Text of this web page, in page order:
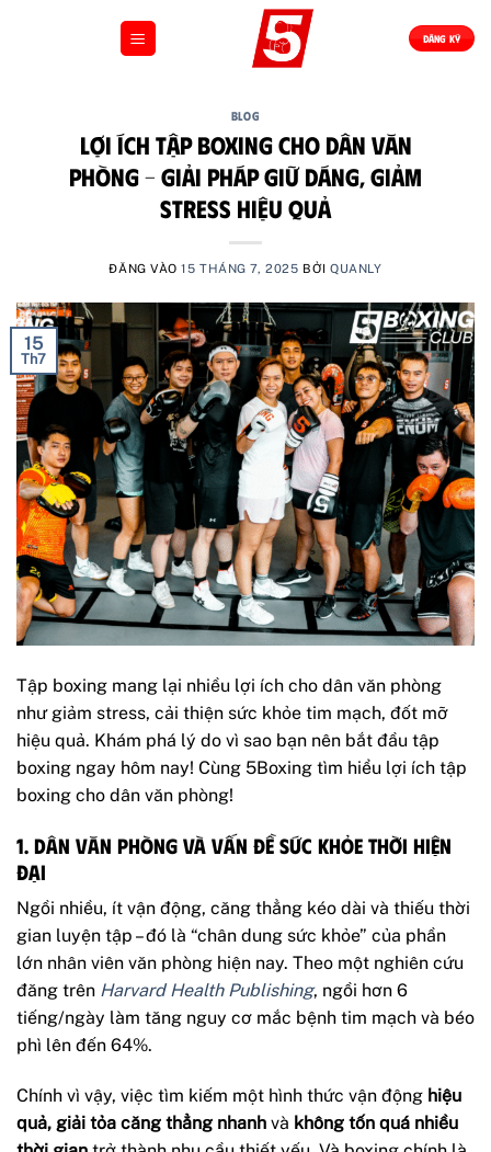
ĐĂNG KÝ
BLOG
Lợi Ích Tập Boxing Cho Dân Văn
Phòng – Giải Pháp Giữ Dáng, Giảm
Stress Hiệu Quả
ĐĂNG VÀO15 THÁNG 7, 2025 BỞIQUANLY
15
Th7
Tập boxing mang lại nhiều lợi ích cho dân văn phòng
như giảm stress, cải thiện sức khỏe tim mạch, đốt mỡ
hiệu quả. Khám phá lý do vì sao bạn nên bắt đầu tập
boxing ngay hôm nay! Cùng 5Boxing tìm hiểu lợi ích tập
boxing cho dân văn phòng!
1. Dân văn phòng và vấn đề sức khỏe thời hiện
đại
Ngồi nhiều, ít vận động, căng thẳng kéo dài và thiếu thời
gian luyện tập – đó là “chân dung sức khỏe” của phần
lớn nhân viên văn phòng hiện nay. Theo một nghiên cứu
đăng trên Harvard Health Publishing, ngồi hơn 6
tiếng/ngày làm tăng nguy cơ mắc bệnh tim mạch và béo
phì lên đến 64%.
Chính vì vậy, việc tìm kiếm một hình thức vận động hiệu
quả, giải tỏa căng thẳng nhanh và không tốn quá nhiều